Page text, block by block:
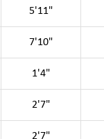
5'11"
7'10"
1'4"
2'7"
2'7"